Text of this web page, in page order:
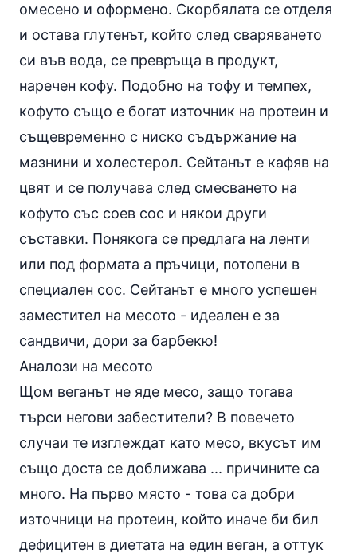
омесено и оформено. Скорбялата се отделя
и остава глутенът, който след сваряването
си във вода, се превръща в продукт,
наречен кофу. Подобно на тофу и темпех,
кофуто също е богат източник на протеин и
същевременно с ниско съдържание на
мазнини и холестерол. Сейтанът е кафяв на
цвят и се получава след смесването на
кофуто със соев сос и някои други
съставки. Понякога се предлага на ленти
или под формата а пръчици, потопени в
специален сос. Сейтанът е много успешен
заместител на месото - идеален е за
сандвичи, дори за барбекю!
Аналози на месото
Щом веганът не яде месо, защо тогава
търси негови забестители? В повечето
случаи те изглеждат като месо, вкусът им
също доста се доближава ... причините са
много. На първо място - това са добри
източници на протеин, който иначе би бил
дефицитен в диетата на един веган, а оттук